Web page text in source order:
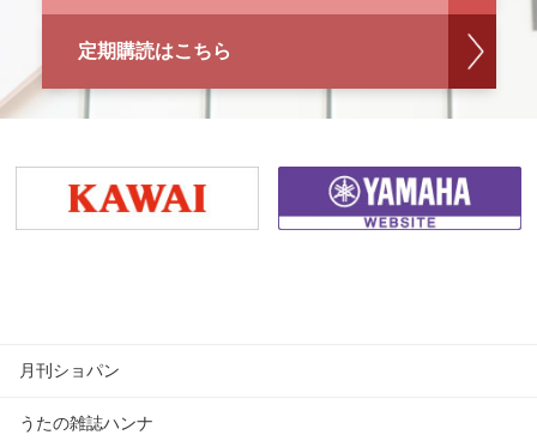
定期購読はこちら
月刊ショパン
うたの雑誌ハンナ